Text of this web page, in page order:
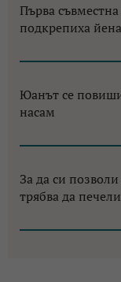
Първа
подкрепиха
Юанът се
насам
За да си
трябва да